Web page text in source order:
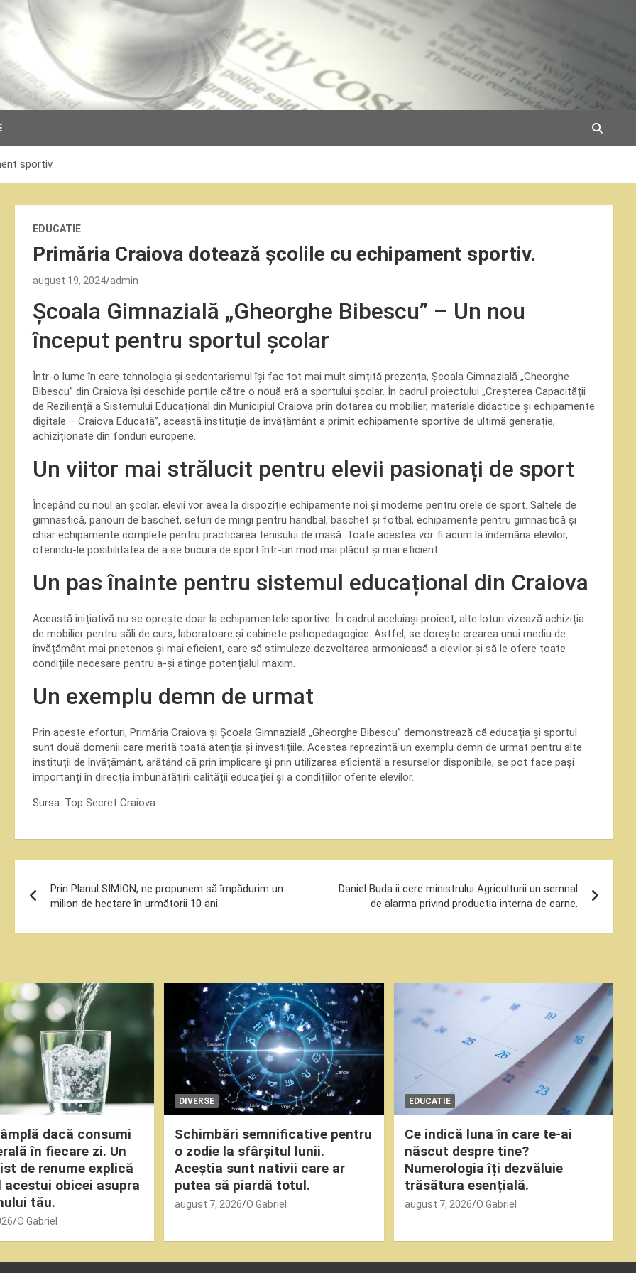
sportiv.
EDUCATIE
Primăria Craiova dotează școlile cu echipament sportiv.
august 19, 2024 admin
Școala Gimnazială „Gheorghe Bibescu” – Un nou
început pentru sportul școlar
Într-o lume în care tehnologia și sedentarismul își fac tot mai mult simțită prezența, Școala Gimnazială „Gheorghe
Bibescu” din Craiova își deschide porțile către o nouă eră a sportului școlar. În cadrul proiectului „Creșterea Capacității
de Reziliență a Sistemului Educațional din Municipiul Craiova prin dotarea cu mobilier, materiale didactice și echipamente
digitale – Craiova Educată”, această instituție de învățământ a primit echipamente sportive de ultimă generație,
achiziționate din fonduri europene.
Un viitor mai strălucit pentru elevii pasionați de sport
Începând cu noul an școlar, elevii vor avea la dispoziție echipamente noi și moderne pentru orele de sport. Saltele de
gimnastică, panouri de baschet, seturi de mingi pentru handbal, baschet și fotbal, echipamente pentru gimnastică și
chiar echipamente complete pentru practicarea tenisului de masă. Toate acestea vor fi acum la îndemâna elevilor,
oferindu-le posibilitatea de a se bucura de sport într-un mod mai plăcut și mai eficient.
Un pas înainte pentru sistemul educațional din Craiova
Această inițiativă nu se oprește doar la echipamentele sportive. În cadrul aceluiași proiect, alte loturi vizează achiziția
de mobilier pentru săli de curs, laboratoare și cabinete psihopedagogice. Astfel, se dorește crearea unui mediu de
învățământ mai prietenos și mai eficient, care să stimuleze dezvoltarea armonioasă a elevilor și să le ofere toate
condițiile necesare pentru a-și atinge potențialul maxim.
Un exemplu demn de urmat
Prin aceste eforturi, Primăria Craiova și Școala Gimnazială „Gheorghe Bibescu” demonstrează că educația și sportul
sunt două domenii care merită toată atenția și investițiile. Acestea reprezintă un exemplu demn de urmat pentru alte
instituții de învățământ, arătând că prin implicare și prin utilizarea eficientă a resurselor disponibile, se pot face pași
importanți în direcția îmbunătățirii calității educației și a condițiilor oferite elevilor.
Sursa: Top Secret Craiova
în
articole
Prin Planul SIMION, ne propunem să împădurim un
milion de hectare în următorii 10 ani.
Daniel Buda ii cere ministrului Agriculturii un semnal
de alarma privind productia interna de carne.
dacă consumi
în fiecare zi. Un
de renume explică
obicei asupra
tău.
O Gabriel
DIVERSE
Schimbări semnificative pentru
o zodie la sfârșitul lunii.
Aceștia sunt nativii care ar
putea să piardă totul.
august 7, 2026 O Gabriel
EDUCATIE
Ce indică luna în care te-ai
născut despre tine?
Numerologia îți dezvăluie
trăsătura esențială.
august 7, 2026 O Gabriel